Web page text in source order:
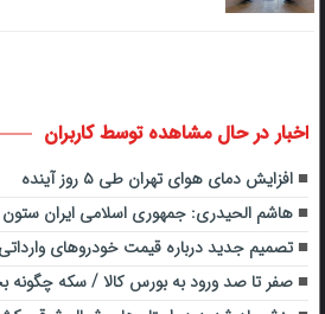
اخبار در حال مشاهده توسط کاربران
افزایش دمای هوای تهران طی ۵ روز آینده
هاشم الحیدری: جمهوری اسلامی ایران
تصمیم جدید درباره قیمت خودرو‌های وارداتی
صفر تا صد ورود به بورس کالا / سکه چگونه